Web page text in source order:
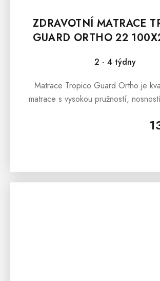
ZDRAVOTNÍ MATRACE
GUARD ORTHO 22
2 - 4 týdny
Matrace Tropico Guard Ortho je
matrace s vysokou pružností,